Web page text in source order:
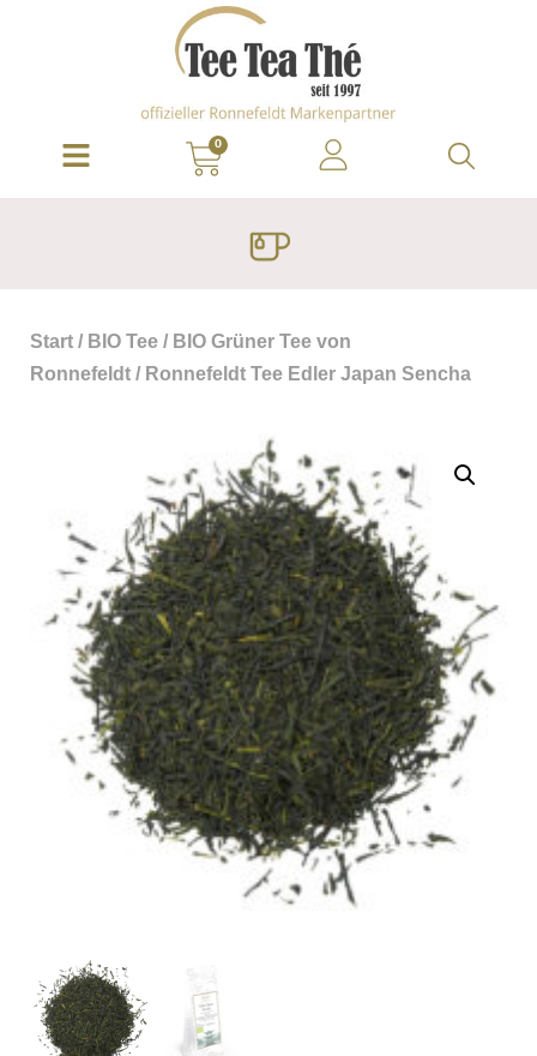
0
Start / BIO Tee / BIO Grüner Tee von
Ronnefeldt / Ronnefeldt Tee Edler Japan Sencha